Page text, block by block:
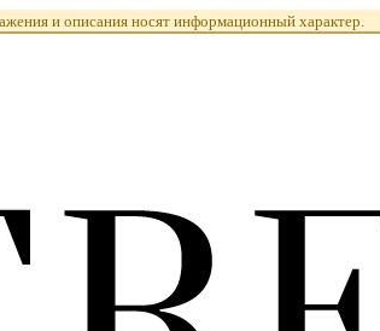
и описания носят информационный характер.